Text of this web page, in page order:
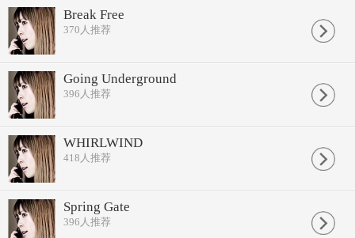
Break Free
370 人推荐
Going Underground
396 人推荐
WHIRLWIND
418 人推荐
Spring Gate
396 人推荐